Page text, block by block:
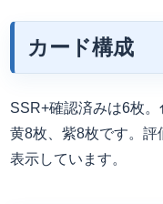
カード構成
SSR+確認済みは6枚。
黄8枚、紫8枚です。評
表示しています。